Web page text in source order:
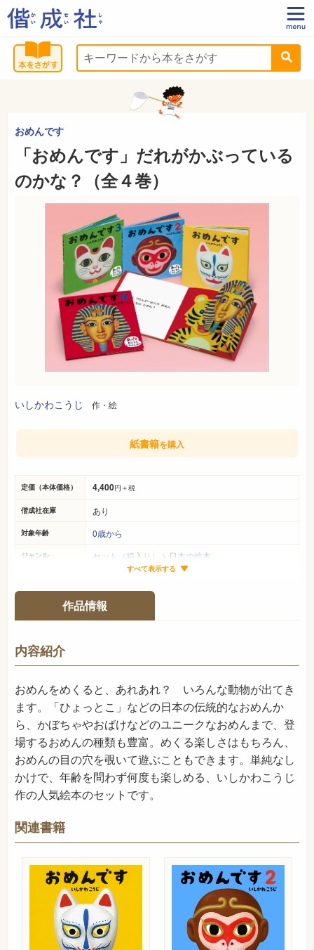
おめんです
「おめんです」だれがかぶっている
のかな？（全４巻）
いしかわこうじ 作・絵
定価（本体価格） 4,400円＋税
偕成社在庫 あり
対象年齢 0歳から
ジャンル セット（箱入り） > 日本の絵本
各28ページ
ISBN 978-4-03-127211-7
NDC
発売日 2025年4月
すべて表示する
紙書籍を購入
作品情報
内容紹介
おめんをめくると、あれあれ？ いろんな動物が出てき
ます。「ひょっとこ」などの日本の伝統的なおめんか
ら、かぼちゃやおばけなどのユニークなおめんまで、登
場するおめんの種類も豊富。めくる楽しさはもちろん、
おめんの目の穴を覗いて遊ぶこともできます。単純なし
かけで、年齢を問わず何度も楽しめる、いしかわこうじ
作の人気絵本のセットです。
関連書籍